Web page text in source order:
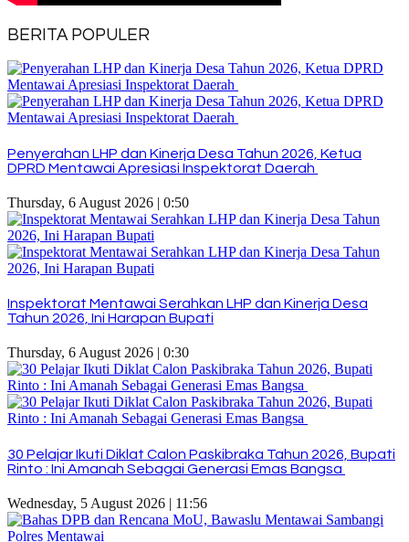
BERITA POPULER
Penyerahan LHP dan Kinerja Desa Tahun 2026, Ketua
DPRD Mentawai Apresiasi Inspektorat Daerah
Thursday, 6 August 2026 | 0:50
Inspektorat Mentawai Serahkan LHP dan Kinerja Desa
Tahun 2026, Ini Harapan Bupati
Thursday, 6 August 2026 | 0:30
30 Pelajar Ikuti Diklat Calon Paskibraka Tahun 2026, Bupati
Rinto : Ini Amanah Sebagai Generasi Emas Bangsa
Wednesday, 5 August 2026 | 11:56